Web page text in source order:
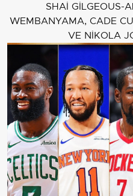
SHAİ GİLGEOUS-
WEMBANYAMA, CADE
VE NİKOLA